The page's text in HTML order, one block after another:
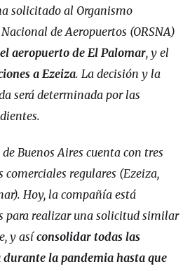
solicitado al Organismo
de Aeropuertos (ORSNA)
aeropuerto de El Palomar, y el
a Ezeiza. La decisión y la
será determinada por las
Buenos Aires cuenta con tres
comerciales regulares (Ezeiza,
Hoy, la compañía está
para realizar una solicitud similar
y asíconsolidar todas las
durante la pandemia hasta que